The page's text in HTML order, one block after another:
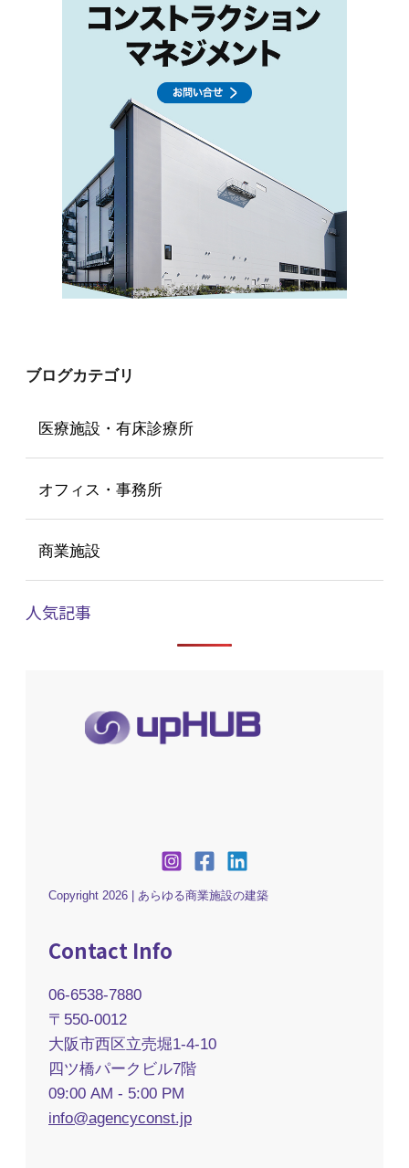
ブログカテゴリ
医療施設・有床診療所
オフィス・事務所
商業施設
人気記事
Copyright 2026 | あらゆる商業施設の建築
Contact Info
06-6538-7880
〒550-0012
大阪市西区立売堀1-4-10
四ツ橋パークビル7階
09:00 AM - 5:00 PM
info@agencyconst.jp